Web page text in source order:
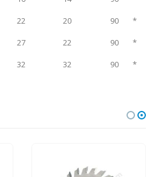
22 20 90
*
27 22 90
*
32 32 90 *